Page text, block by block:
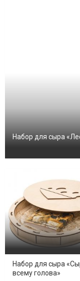
Набор для сыра
Набор для сыра
всему голова»